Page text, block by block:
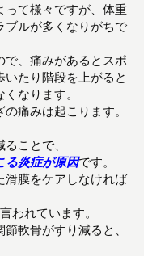
って様々ですが、体重
ブルが多くなりがちで
で、痛みがあるとスポ
たり階段を上がると
なります。
痛みは起こります。
ことで、
る炎症が原因です。
滑膜をケアしなければ
われています。
軟骨がすり減ると、